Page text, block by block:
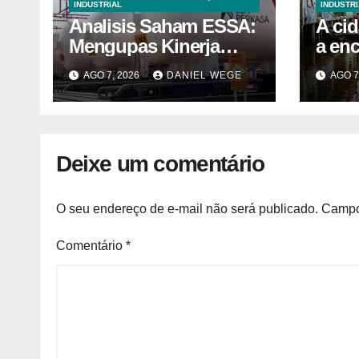
INDUSTRIAL
Analisis Saham ESSA:
Mengupas Kinerja
Keuangan ESSA
Semester I 2026
AGO 7, 2026 DANIEL WEGE
A
a
é
são
toda
AGO
Deixe um comentário
O seu endereço de e-mail não será publicado.
Comentário *